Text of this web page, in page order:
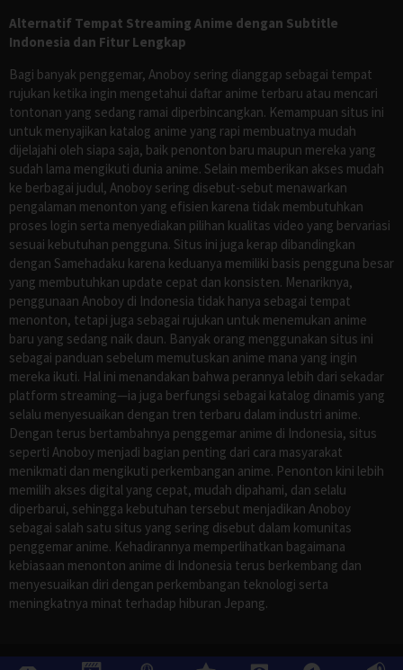
Alternatif Tempat Streaming Anime dengan Subtitle
Indonesia dan Fitur Lengkap
Bagi banyak penggemar, Anoboy sering dianggap sebagai tempat
rujukan ketika ingin mengetahui daftar anime terbaru atau mencari
tontonan yang sedang ramai diperbincangkan. Kemampuan situs ini
untuk menyajikan katalog anime yang rapi membuatnya mudah
dijelajahi oleh siapa saja, baik penonton baru maupun mereka yang
sudah lama mengikuti dunia anime. Selain memberikan akses mudah
ke berbagai judul, Anoboy sering disebut-sebut menawarkan
pengalaman menonton yang efisien karena tidak membutuhkan
proses login serta menyediakan pilihan kualitas video yang bervariasi
sesuai kebutuhan pengguna. Situs ini juga kerap dibandingkan
dengan Samehadaku karena keduanya memiliki basis pengguna besar
yang membutuhkan update cepat dan konsisten. Menariknya,
penggunaan Anoboy di Indonesia tidak hanya sebagai tempat
menonton, tetapi juga sebagai rujukan untuk menemukan anime
baru yang sedang naik daun. Banyak orang menggunakan situs ini
sebagai panduan sebelum memutuskan anime mana yang ingin
mereka ikuti. Hal ini menandakan bahwa perannya lebih dari sekadar
platform streaming—ia juga berfungsi sebagai katalog dinamis yang
selalu menyesuaikan dengan tren terbaru dalam industri anime.
Dengan terus bertambahnya penggemar anime di Indonesia, situs
seperti Anoboy menjadi bagian penting dari cara masyarakat
menikmati dan mengikuti perkembangan anime. Penonton kini lebih
memilih akses digital yang cepat, mudah dipahami, dan selalu
diperbarui, sehingga kebutuhan tersebut menjadikan Anoboy
sebagai salah satu situs yang sering disebut dalam komunitas
penggemar anime. Kehadirannya memperlihatkan bagaimana
kebiasaan menonton anime di Indonesia terus berkembang dan
menyesuaikan diri dengan perkembangan teknologi serta
meningkatnya minat terhadap hiburan Jepang.